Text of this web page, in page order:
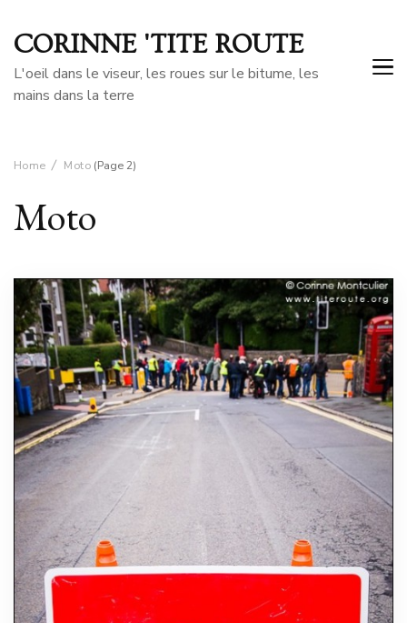
CORINNE 'TITE ROUTE
L'oeil dans le viseur, les roues sur le bitume, les
mains dans la terre
Home Moto(Page 2)
Moto